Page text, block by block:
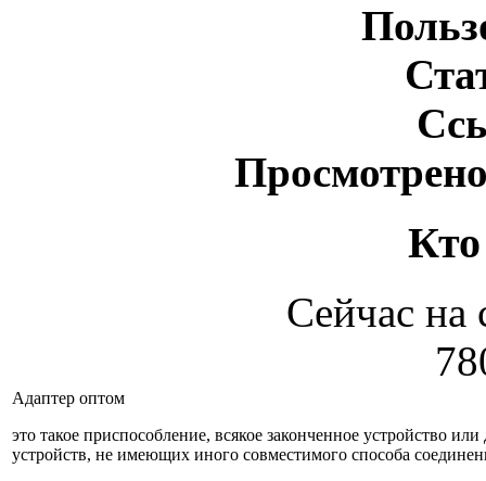
Кто
Сейчас на
Адаптер оптом
это такое приспособление, всякое законченное устройство
устройств, не имеющих иного совместимого способа